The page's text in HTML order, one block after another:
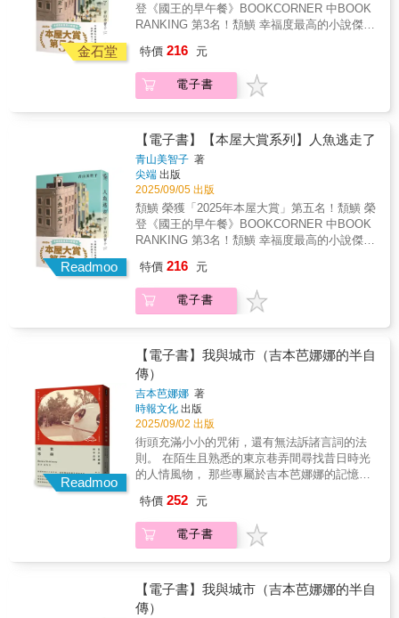
就讀中學後屢屢遭受霸凌，然而在隔離的日子
裡，她與母親有了更多的接觸，也逐漸受到母
親開朗樂觀的性格渲染，找回失去的自信。但
後，錯失上學的契機，封閉內心的她把自己關
在家中，足不出戶。隨著時間逐漸遞進，生逢
疫情時代下的孩子們長大成人，卻也成為人們
習與人締結關係的她們，又將如何在回歸群體
生活的人群中，打破迷惘找到自己的定位呢？
金石堂
登《國王的早午餐》BOOKCORNER 中BOOK
RANKING 第3名！頽鱑 幸福度最高的小說傑
座，踏出生命嶄新的一步！某個三月的週末，
社群上「人魚逃走了」這段話登上了熱門趨
勢。似乎是有個自稱「王子」的神祕青年，在
的興趣――而在「人魚騷動」的背後，有五名
男女迎接了「人生的關鍵時刻」。與年長12歲
的戀人穩定交往中的前藝人友志——〈戀愛是
愚蠢的〉即將踏上旅途前往紐約追夢的女兒奈
緒，與始終無法放心而憂心忡忡的母親伊都子
——〈城市是富裕的〉沉迷於繪畫蒐藏而與妻
子離婚的收藏家渡瀨昇——〈謊言是遙遠的〉
於咖啡店內靜待文學獎發表結果的作家日下部
伸次郎——〈夢是寂靜的〉在銀座高級俱樂部
外的命運，等待著造訪銀座的五個人？「王
子」能否與人魚重逢？話又說回來，人魚是否
真的存在……？
特價 216 元
電子書
Readmoo
【電子書】【本屋大賞系列】人魚逃走了
青山美智子 著
尖端 出版
2025/09/05 出版
頽鱑 榮獲「2025年本屋大賞」第五名！頽鱑 榮
登《國王的早午餐》BOOKCORNER 中BOOK
RANKING 第3名！頽鱑 幸福度最高的小說傑
座，踏出生命嶄新的一步！某個三月的週末，
社群上「人魚逃走了」這段話登上了熱門趨
勢。似乎是有個自稱「王子」的神祕青年，在
的興趣――而在「人魚騷動」的背後，有五名
男女迎接了「人生的關鍵時刻」。與年長12歲
的戀人穩定交往中的前藝人友志——〈戀愛是
愚蠢的〉即將踏上旅途前往紐約追夢的女兒奈
緒，與始終無法放心而憂心忡忡的母親伊都子
——〈城市是富裕的〉沉迷於繪畫蒐藏而與妻
子離婚的收藏家渡瀨昇——〈謊言是遙遠的〉
於咖啡店內靜待文學獎發表結果的作家日下部
伸次郎——〈夢是寂靜的〉在銀座高級俱樂部
工作的女公關——〈你是確切的〉是什麼樣意
子」能否與人魚重逢？話又說回來，人魚是否
真的存在……？
特價 216 元
電子書
Readmoo
【電子書】我與城市（吉本芭娜娜的半自
傳）
吉本芭娜娜 著
時報文化 出版
2025/09/02 出版
街頭充滿小小的咒術，還有無法訴諸言詞的法
則。 在陌生且熟悉的東京巷弄間尋找昔日時光
的人情風物， 那些專屬於吉本芭娜娜的記憶光
地方 長大就是這麼一回事。城市累積只屬於我
個人的歷史，逐漸加深色彩。那幅著色畫畫到
最後，自己也會連同那個離開人世。只留下色
說著「不知還能去多久，明年不知還能不能
來」這種話的年紀。 但心中無論何時，都有那
特價 252 元
電子書
【電子書】我與城市（吉本芭娜娜的半自
傳）